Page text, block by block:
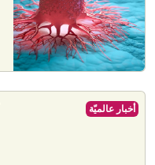
أخبار عالميّة